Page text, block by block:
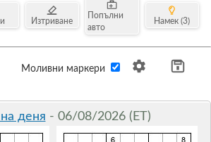
Изтриване
Попълни
авто
Намек (3)
Моливни маркери
деня - 06/08/2026 (ET)